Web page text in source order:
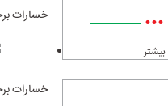
•••
بیشتر
خسارات
خسارات